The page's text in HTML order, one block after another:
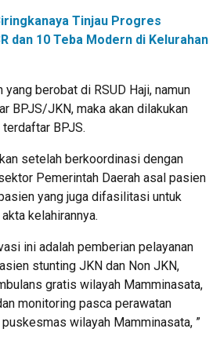
Tinjau Progres
dan 10 Teba Modern di Kelurahan
berobat di RSUD Haji, namun
BPJS/JKN, maka akan dilakukan
BPJS.
setelah berkoordinasi dengan
Pemerintah Daerah asal pasien
yang juga difasilitasi untuk
kelahirannya.
ini adalah pemberian pelayanan
stunting JKN dan Non JKN,
gratis wilayah Mamminasata,
monitoring pasca perawatan
wilayah Mamminasata, ”